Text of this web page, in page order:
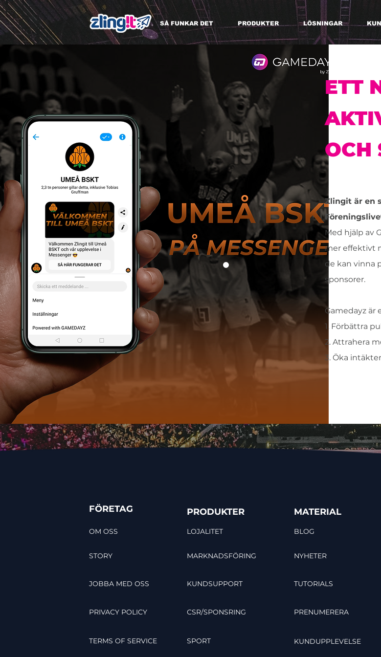
SÅ FUNKAR DET PRODUKTER LÖSNINGAR
ETT
OCH
Zlingit är en
Med hjälp av
mer effektivt
de kan vinna
sponsorer.
Gamedayz
1. Förbättra
2. Attrahera
3. Öka
OM OSS
STORY
JOBBA MED OSS
PRIVACY POLICY
TERMS OF SERVICE
PRODUKTER
LOJALITET
MARKNADSFÖRING
KUNDSUPPORT
CSR/SPONSRING
SPORT
MATERIAL
BLOG
NYHETER
TUTORIALS
PRENUMERERA
KUNDUPPLEVELSE
FÖRETAG